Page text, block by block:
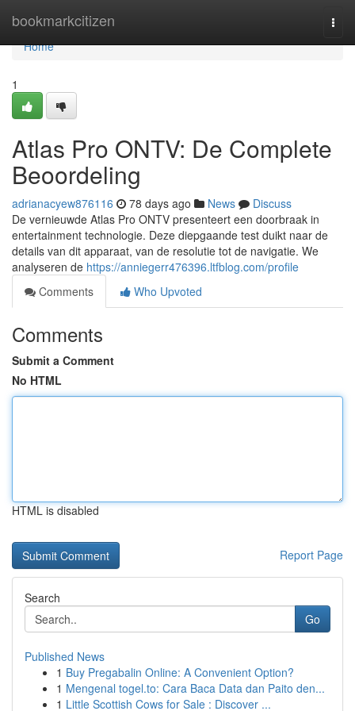
bookmarkcitizen
Home
Home
1
Atlas Pro ONTV: De Complete
Beoordeling
adrianacyew876116 78 days ago News
Discuss
De vernieuwde Atlas Pro ONTV presenteert een doorbraak in
entertainment technologie. Deze diepgaande test duikt naar de
details van dit apparaat, van de resolutie tot de navigatie. We
analyseren de https://anniegerr476396.ltfblog.com/profile
Comments
Who Upvoted
Comments
Submit a Comment
No HTML
HTML is disabled
Report Page
Search
Go
Published News
1 Buy Pregabalin Online: A Convenient Option?
1 Mengenal togel.to: Cara Baca Data dan Paito den...
1 Little Scottish Cows for Sale : Discover ...